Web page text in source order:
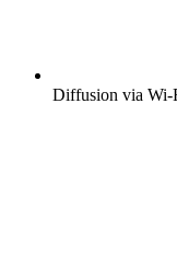
Diffusion via Wi-